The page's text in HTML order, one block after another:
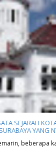
SEJARAH
YANG
beberapa